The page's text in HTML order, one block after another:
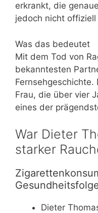
erkrankt, die
jedoch nicht
Was das bedeutet
Mit dem Tod von
bekanntesten
Fernsehgeschichte.
Frau, die über vier
eines der
War Dieter
starker
Dieter